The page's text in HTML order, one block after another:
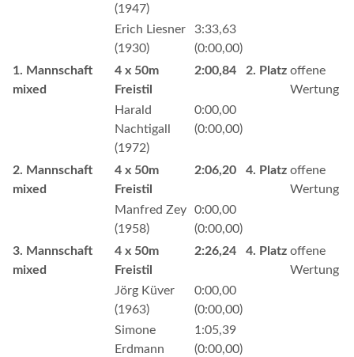
(1947)
Erich Liesner
(1930)
3:33,63
(0:00,00)
1. Mannschaft
mixed
4 x 50m
Freistil
2:00,84 2. Platz offene
Wertung
Harald
Nachtigall
(1972)
0:00,00
(0:00,00)
2. Mannschaft
mixed
4 x 50m
Freistil
2:06,20 4. Platz offene
Wertung
Manfred Zey
(1958)
0:00,00
(0:00,00)
3. Mannschaft
mixed
4 x 50m
Freistil
2:26,24 4. Platz offene
Wertung
Jörg Küver
(1963)
0:00,00
(0:00,00)
Simone
Erdmann
1:05,39
(0:00,00)